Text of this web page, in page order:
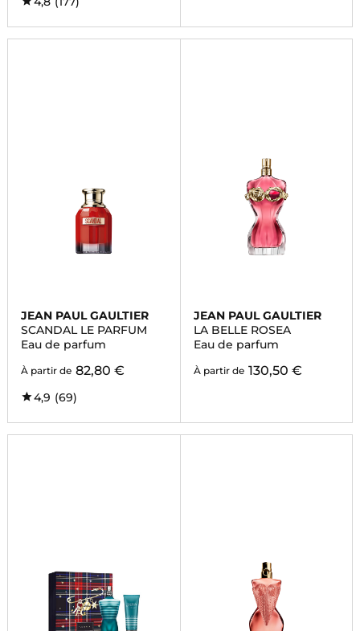
JEAN PAUL GAULTIER
SCANDAL LE PARFUM
Eau de parfum
À partir de 82,80 €
4,9 (69)
JEAN PAUL GAULTIER
LA BELLE ROSEA
Eau de parfum
À partir de 130,50 €